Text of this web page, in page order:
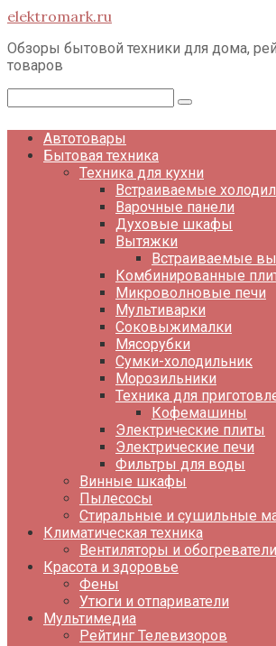
Перейти
контенту
elektromark.ru
Обзоры бытовой техники для дома,
товаров
Автотовары
Бытовая техника
Техника для кухни
Встраиваемые
Варочные панели
Духовые шкафы
Вытяжки
Встраиваемые
Комбинированные
Микроволновые печи
Мультиварки
Соковыжималки
Мясорубки
Сумки-холодильник
Морозильники
Техника для
Кофемашины
Электрические плиты
Электрические печи
Фильтры для воды
Винные шкафы
Пылесосы
Стиральные и сушильные
Климатическая техника
Вентиляторы и обогреватели
Красота и здоровье
Фены
Утюги и отпариватели
Мультимедиа
Рейтинг Телевизоров